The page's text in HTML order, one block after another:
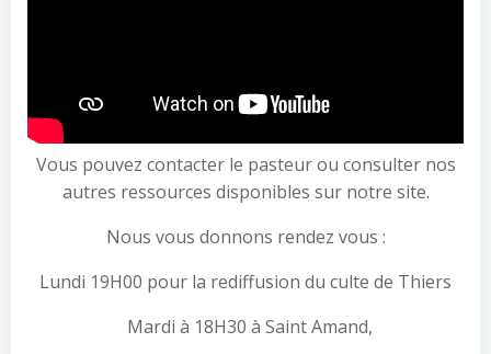
Vous pouvez contacter le pasteur ou consulter nos
autres ressources disponibles sur notre site.
Nous vous donnons rendez vous :
Lundi 19H00 pour la rediffusion du culte de Thiers
Mardi à 18H30 à Saint Amand,